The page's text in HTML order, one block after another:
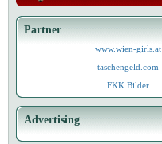
Partner
www.wien-girls.at
taschengeld.com
FKK Bilder
Advertising